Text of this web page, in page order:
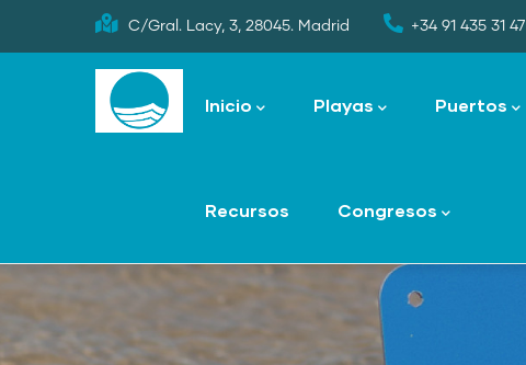
to
C/Gral. Lacy, 3, 28045. Madrid +34 91 435 31 47
navigation
Inicio Playas Puertos
Recursos Congresos